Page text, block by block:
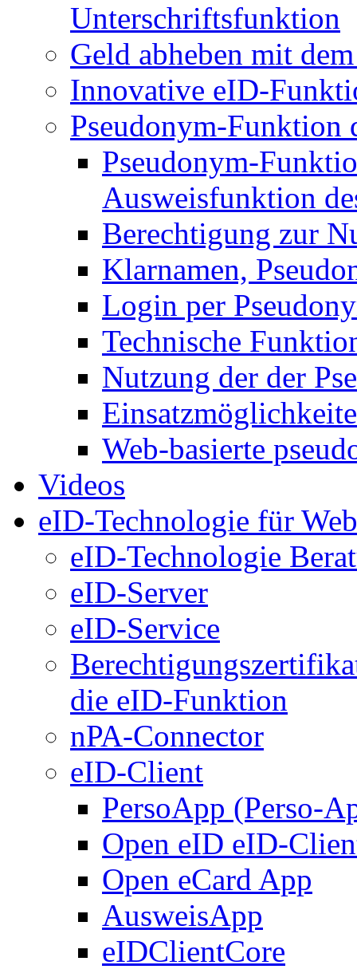
Unterschriftsfunktion
Geld abheben mit
Innovative eID-
Pseudonym-Funktion
Pseudonym-
Ausweisfunktion
Berechtigung zur
Klarnamen,
Login per
Technische
Nutzung der der
Web-basierte
Videos
eID-Technologie für
eID-Technologie
eID-Server
eID-Service
die eID-Funktion
nPA-Connector
eID-Client
PersoApp (Perso-
Open eID eID-
Open eCard App
AusweisApp
eIDClientCore